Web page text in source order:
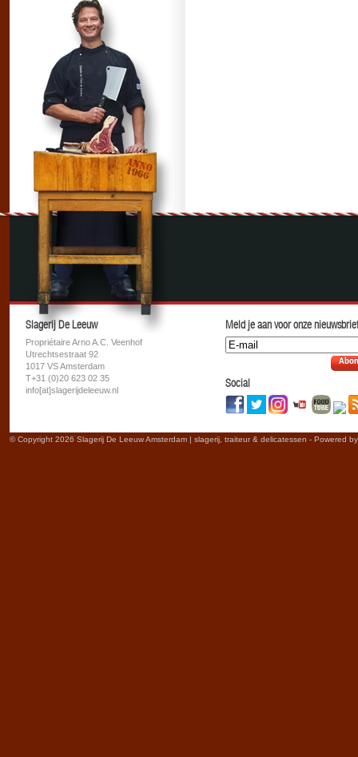
Slagerij De Leeuw
Propriétaire Arno A.C. Veenhof
Utrechtsestraat 92
1017 VS Amsterdam
T+31 (0)20 623 02 35
info[at]slagerijdeleeuw.nl
Meld je aan voor onze
Social
© Copyright 2026 Slagerij De Leeuw Amsterdam | slagerij, traiteur & delicatessen - Powered